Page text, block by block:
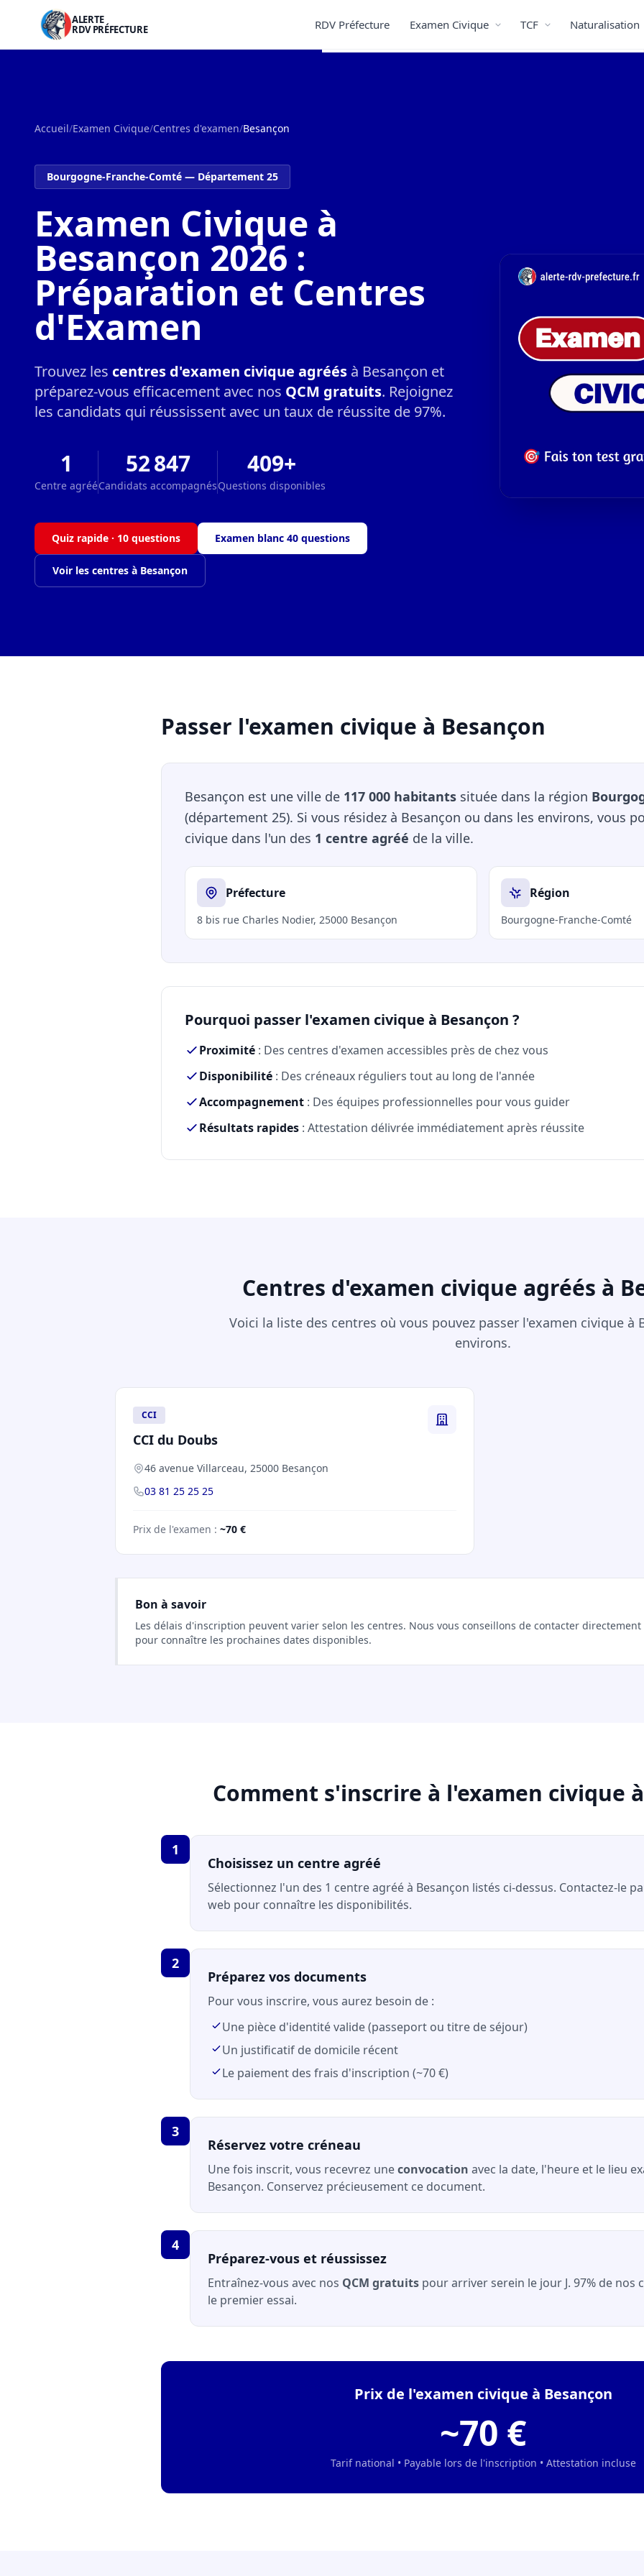
ALERTE
RDV PRÉFECTURE RDV Préfecture Examen Civique TCF Naturalisation
Accueil/Examen Civique/Centres d'examen/Besançon
Bourgogne-Franche-Comté — Département 25
Examen Civique à
Besançon 2026 :
Préparation et Centres
d'Examen
Trouvez les centres d'examen civique agréés à Besançon et
préparez-vous efficacement avec nos QCM gratuits. Rejoignez
les candidats qui réussissent avec un taux de réussite de 97%.
1
Centre agréé
52 847
Candidats accompagnés
409+
Questions disponibles
Quiz rapide · 10 questions Examen blanc 40 questions
Voir les centres à Besançon
Passer l'examen civique à Besançon
Besançon est une ville de 117 000 habitants située dans la région
(département 25). Si vous résidez à Besançon ou dans les environs, vous
civique dans l'un des 1 centre agréé de la ville.
Préfecture
8 bis rue Charles Nodier, 25000 Besançon
Région
Bourgogne-Franche-Comté
Pourquoi passer l'examen civique à Besançon ?
Proximité : Des centres d'examen accessibles près de chez vous
Disponibilité : Des créneaux réguliers tout au long de l'année
Accompagnement : Des équipes professionnelles pour vous guider
Résultats rapides : Attestation délivrée immédiatement après réussite
Centres d'examen civique agréés à
Voici la liste des centres où vous pouvez passer l'examen civique à
environs.
CCI
CCI du Doubs
46 avenue Villarceau, 25000 Besançon
03 81 25 25 25
Prix de l'examen : ~70 €
Bon à savoir
Les délais d'inscription peuvent varier selon les centres. Nous vous conseillons de contacter
pour connaître les prochaines dates disponibles.
Comment s'inscrire à l'examen civique
1
Choisissez un centre agréé
Sélectionnez l'un des 1 centre agréé à Besançon listés ci-dessus. Contactez-le
web pour connaître les disponibilités.
2
Préparez vos documents
Pour vous inscrire, vous aurez besoin de :
Une pièce d'identité valide (passeport ou titre de séjour)
Un justificatif de domicile récent
Le paiement des frais d'inscription (~70 €)
3
Réservez votre créneau
Une fois inscrit, vous recevrez uneconvocation avec la date, l'heure et le lieu
Besançon. Conservez précieusement ce document.
4
Préparez-vous et réussissez
Entraînez-vous avec nos QCM gratuits pour arriver serein le jour J. 97% de nos
le premier essai.
Prix de l'examen civique à Besançon
~70 €
Tarif national • Payable lors de l'inscription • Attestation incluse